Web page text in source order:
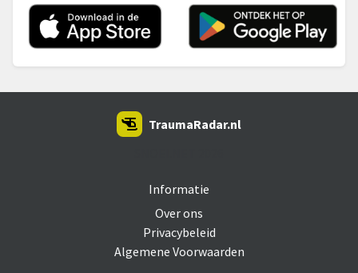
Informatie
Over ons
Privacybeleid
Algemene Voorwaarden
TraumaRadar.nl